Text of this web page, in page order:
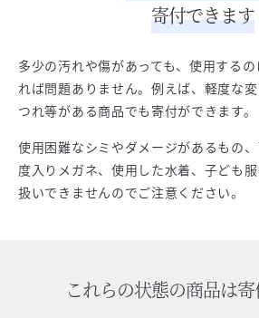
寄付できます
多少の汚れや傷があっても、使用する
れば問題ありません。例えば、軽度な
つれ等がある商品でも寄付ができます。
使用困難なシミやダメージがあるもの、
度入りメガネ、使用した水着、子ども
扱いできませんのでご注意ください。
これらの状態の商品は